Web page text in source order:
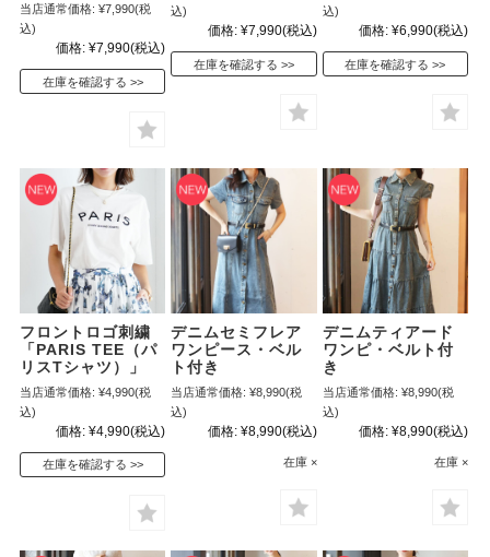
当店通常価格: ¥7,990(税
込)
価格: ¥7,990(税込)
在庫を確認する
込)
価格: ¥7,990(税込)
在庫を確認する
込)
価格: ¥6,990(税込)
在庫を確認する
フロントロゴ刺繍
「PARIS TEE（パ
リスTシャツ）」
当店通常価格: ¥4,990(税
込)
価格: ¥4,990(税込)
在庫を確認する
デニムセミフレア
ワンピース・ベル
ト付き
当店通常価格: ¥8,990(税
込)
価格: ¥8,990(税込)
在庫 ×
デニムティアード
ワンピ・ベルト付
き
当店通常価格: ¥8,990(税
込)
価格: ¥8,990(税込)
在庫 ×